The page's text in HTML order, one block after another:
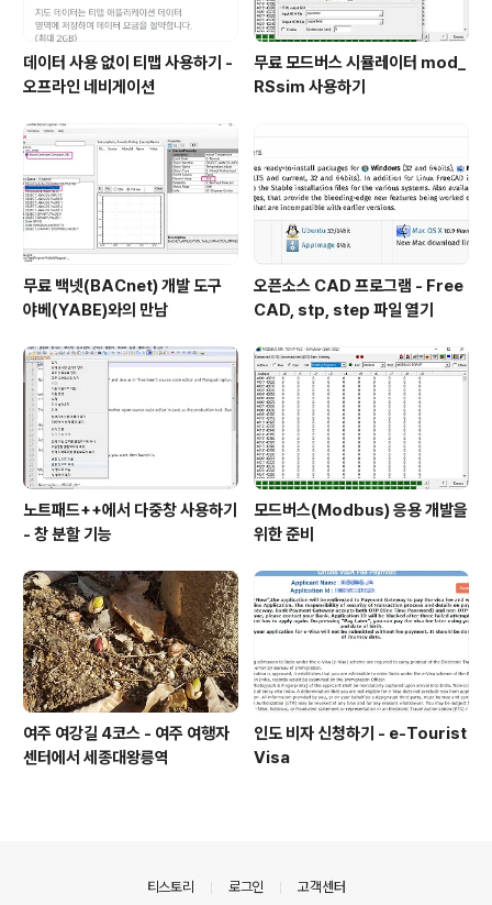
데이터 사용 없이 티맵 사용하기 -
오프라인 네비게이션
무료 모드버스 시뮬레이터 mod_
RSsim 사용하기
무료 백넷(BACnet) 개발 도구
야베(YABE)와의 만남
오픈소스 CAD 프로그램 - Free
CAD, stp, step 파일 열기
노트패드++에서 다중창 사용하기
- 창 분할 기능
모드버스(Modbus) 응용 개발을
위한 준비
여주 여강길 4코스 - 여주 여행자
센터에서 세종대왕릉역
인도 비자 신청하기 - e-Tourist
Visa
티스토리 로그인 고객센터